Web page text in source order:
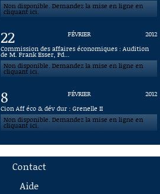
Non disponible. Demandez la mise en ligne en
cliquant ici.
22 FÉVRIER
2012
Commission des affaires économiques : Audition
de M. Frank Esser, Pd...
Non disponible. Demandez la mise en ligne en
cliquant ici.
8 FÉVRIER
2012
Cion Aff éco & dév dur : Grenelle II
Non disponible. Demandez la mise en ligne en
cliquant ici.
Contact
Aide